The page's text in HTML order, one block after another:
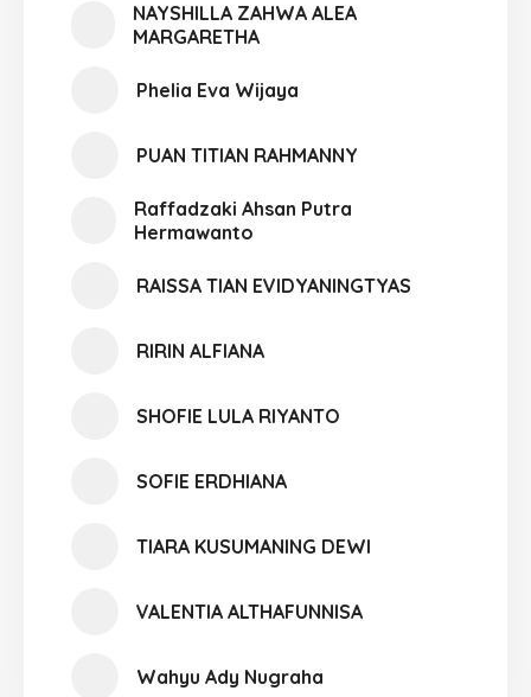
NAYSHILLA ZAHWA ALEA
MARGARETHA
Phelia Eva Wijaya
PUAN TITIAN RAHMANNY
Raffadzaki Ahsan Putra
Hermawanto
RAISSA TIAN EVIDYANINGTYAS
RIRIN ALFIANA
SHOFIE LULA RIYANTO
SOFIE ERDHIANA
TIARA KUSUMANING DEWI
VALENTIA ALTHAFUNNISA
Wahyu Ady Nugraha